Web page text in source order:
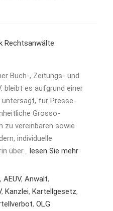
Rechtsanwälte
Buch-, Zeitungs- und
bleibt es aufgrund einer
untersagt, für Presse-
Grosso-
zu vereinbaren sowie
individuelle
über… lesen Sie mehr
, AEUV, Anwalt,
, Kanzlei, Kartellgesetz,
, OLG